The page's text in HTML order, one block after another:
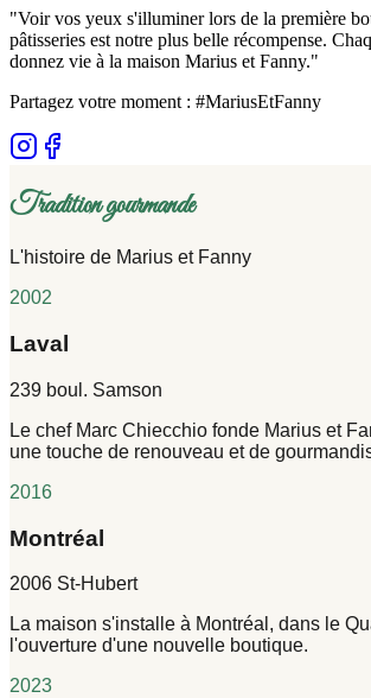
"Voir vos yeux s'illuminer lors de la première
pâtisseries est notre plus belle récompense.
donnez vie à la maison Marius et Fanny."
Partagez votre moment : #MariusEtFanny
Tradition gourmande
L'histoire de Marius et Fanny
2002
Laval
239 boul. Samson
Le chef Marc Chiecchio fonde Marius et
une touche de renouveau et de
2016
Montréal
2006 St-Hubert
La maison s'installe à Montréal, dans le
l'ouverture d'une nouvelle boutique.
2023